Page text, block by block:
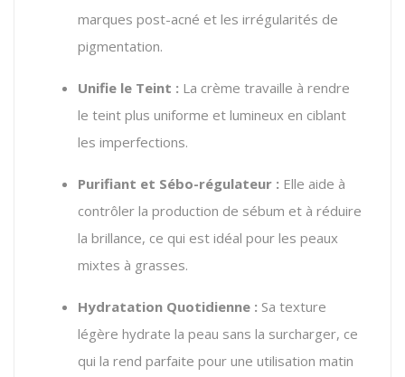
marques post-acné et les irrégularités de
pigmentation.
Unifie le Teint : La crème travaille à rendre
le teint plus uniforme et lumineux en ciblant
les imperfections.
Purifiant et Sébo-régulateur : Elle aide à
contrôler la production de sébum et à réduire
la brillance, ce qui est idéal pour les peaux
mixtes à grasses.
Hydratation Quotidienne : Sa texture
légère hydrate la peau sans la surcharger, ce
qui la rend parfaite pour une utilisation matin